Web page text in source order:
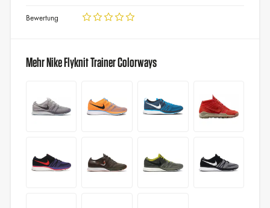
Bewertung
Mehr Nike Flyknit Trainer Colorways